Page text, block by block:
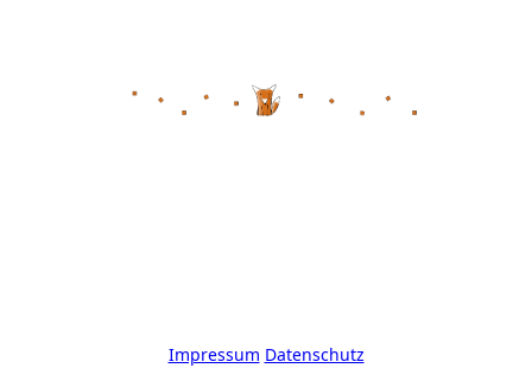
Impressum Datenschutz